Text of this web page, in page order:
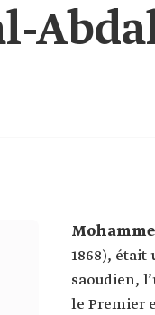
1868), était
saoudien,
le Premier